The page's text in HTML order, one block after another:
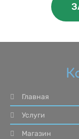
Главная
Услуги
Магазин